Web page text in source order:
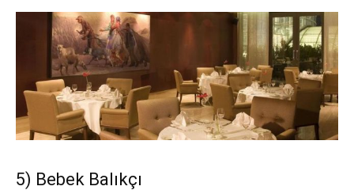
5) Bebek Balıkçı